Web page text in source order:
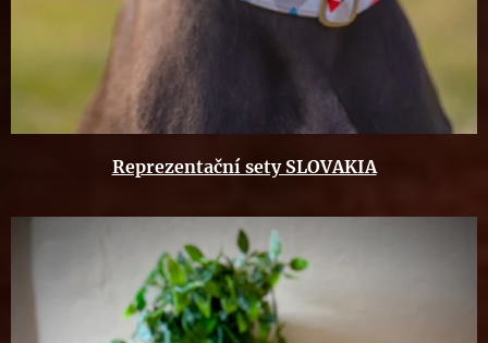
Reprezentační sety SLOVAKIA